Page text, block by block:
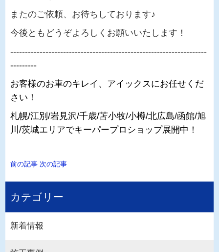
またのご依頼、お待ちしております♪
今後ともどうぞよろしくお願いいたします！
-------------------------------------------------------------------
---------
お客様のお車のキレイ、アイックスにお任せくだ
さい！
札幌/江別/岩見沢/千歳/苫小牧/小樽/北広島/函館/旭
川/茨城エリアでキーパープロショップ展開中！
前の記事 次の記事
カテゴリー
新着情報